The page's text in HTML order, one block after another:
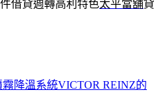
借貸週轉高利特色太平當舖貸
降溫系統VICTOR REINZ的